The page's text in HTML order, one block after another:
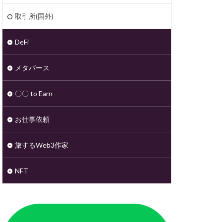
取引所(国外)
DeFi
メタバース
〇〇 to Earn
お仕事依頼
旅するWeb3作家
NFT